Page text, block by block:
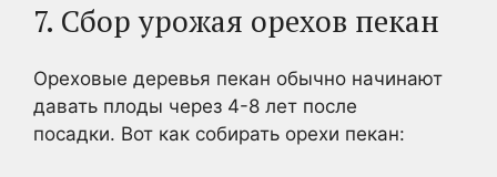
7. Сбор урожая орехов пекан
Ореховые деревья пекан обычно начинают
давать плоды через 4-8 лет после
посадки. Вот как собирать орехи пекан: